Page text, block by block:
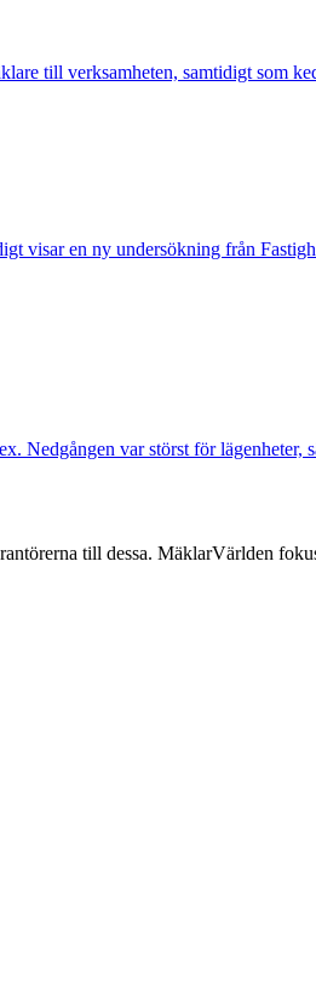
till verksamheten, samtidigt som
visar en ny undersökning från
var störst för
till dessa. MäklarVärlden